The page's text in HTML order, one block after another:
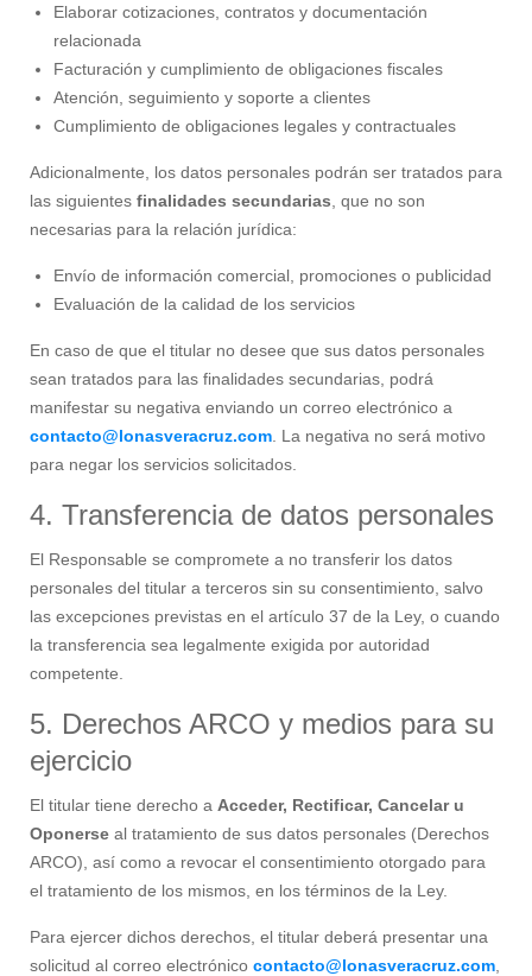
Elaborar cotizaciones, contratos y documentación
relacionada
Facturación y cumplimiento de obligaciones fiscales
Atención, seguimiento y soporte a clientes
Cumplimiento de obligaciones legales y contractuales
Adicionalmente, los datos personales podrán ser tratados para
las siguientes finalidades secundarias , que no son
necesarias para la relación jurídica:
Envío de información comercial, promociones o publicidad
Evaluación de la calidad de los servicios
En caso de que el titular no desee que sus datos personales
sean tratados para las finalidades secundarias, podrá
manifestar su negativa enviando un correo electrónico a
contacto@lonasveracruz.com . La negativa no será motivo
para negar los servicios solicitados.
4. Transferencia de datos personales
El Responsable se compromete a no transferir los datos
personales del titular a terceros sin su consentimiento, salvo
las excepciones previstas en el artículo 37 de la Ley, o cuando
la transferencia sea legalmente exigida por autoridad
competente.
5. Derechos ARCO y medios para su
ejercicio
El titular tiene derecho a Acceder, Rectificar, Cancelar u
Oponerse al tratamiento de sus datos personales (Derechos
ARCO), así como a revocar el consentimiento otorgado para
el tratamiento de los mismos, en los términos de la Ley.
Para ejercer dichos derechos, el titular deberá presentar una
solicitud al correo electrónico contacto@lonasveracruz.com